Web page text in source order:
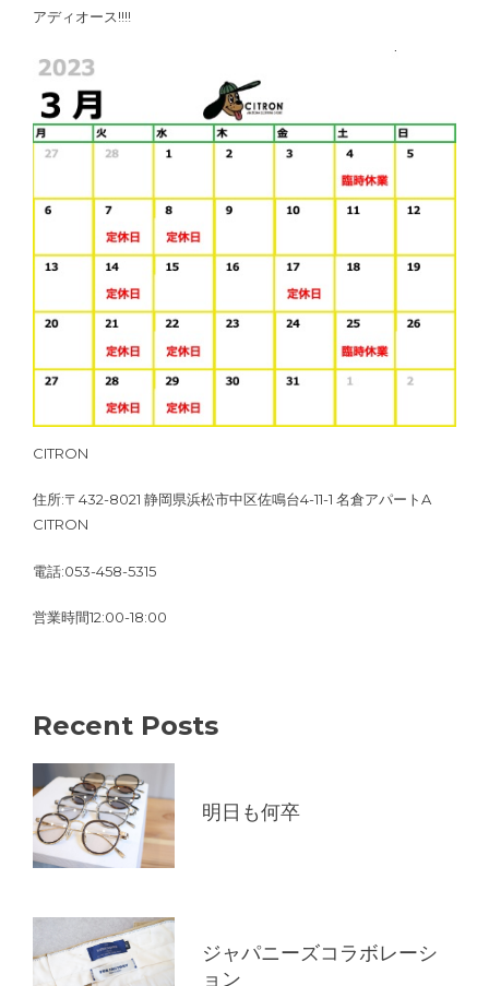
アディオース!!!!
CITRON
住所:〒432-8021 静岡県浜松市中区佐鳴台4-11-1 名倉アパートA
CITRON
電話:053-458-5315
営業時間12:00-18:00
Recent Posts
明日も何卒
ジャパニーズコラボレーシ
ョン